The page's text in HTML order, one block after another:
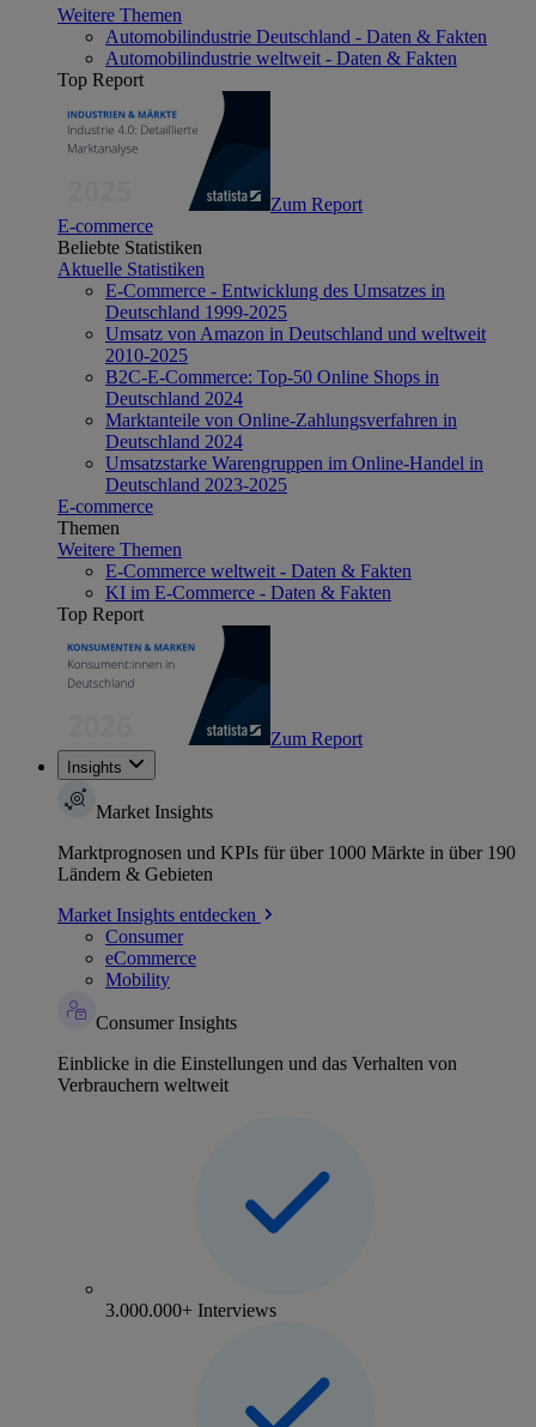
Weitere Themen
Automobilindustrie Deutschland - Daten & Fakten
Automobilindustrie weltweit - Daten & Fakten
Top Report
Zum Report
E-commerce
Beliebte Statistiken
Aktuelle Statistiken
E-Commerce - Entwicklung des Umsatzes in
Deutschland 1999-2025
Umsatz von Amazon in Deutschland und weltweit
2010-2025
B2C-E-Commerce: Top-50 Online Shops in
Deutschland 2024
Marktanteile von Online-Zahlungsverfahren in
Deutschland 2024
Umsatzstarke Warengruppen im Online-Handel in
Deutschland 2023-2025
E-commerce
Themen
Weitere Themen
E-Commerce weltweit - Daten & Fakten
KI im E-Commerce - Daten & Fakten
Top Report
Zum Report
Insights
Market Insights
Marktprognosen und KPIs für über 1000 Märkte in über 190
Ländern & Gebieten
Market Insights entdecken
Consumer
eCommerce
Mobility
Consumer Insights
Einblicke in die Einstellungen und das Verhalten von
Verbrauchern weltweit
3.000.000+ Interviews